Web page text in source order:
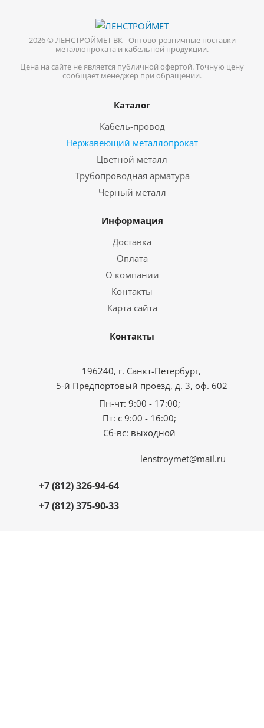
2026 © ЛЕНСТРОЙМЕТ ВК - Оптово-розничные поставки
металлопроката и кабельной продукции.
Цена на сайте не является публичной офертой. Точную цену
сообщает менеджер при обращении.
Каталог
Кабель-провод
Нержавеющий металлопрокат
Цветной металл
Трубопроводная арматура
Черный металл
Информация
Доставка
Оплата
О компании
Контакты
Карта сайта
Контакты
196240, г. Санкт-Петербург,
5-й Предпортовый проезд, д. 3, оф. 602
Пн-чт: 9:00 - 17:00;
Пт: с 9:00 - 16:00;
Сб-вс: выходной
+7 (812) 326-94-64
+7 (812) 375-90-33
lenstroymet@mail.ru